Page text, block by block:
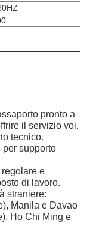
pronto a
il servizio voi.
tecnico.
per supporto
e
di lavoro.
straniere:
Manila e Davao
Ho Chi Ming e